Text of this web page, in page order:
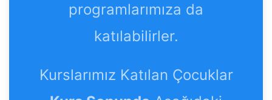
programlarımıza da
katılabilirler.
Kurslarımız Katılan Çocuklar